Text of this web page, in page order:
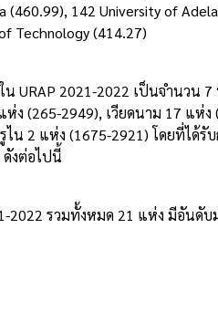
142 University of
Technology (414.27)
URAP 2021-2022 เป็นจำนวน
ง (265-2949), เวียดนาม 17 แห่
2 แห่ง (1675-2921) โดยที่ได้รั
งต่อไปนี้
2022 รวมทั้งหมด 21 แห่ง มีอันดับ